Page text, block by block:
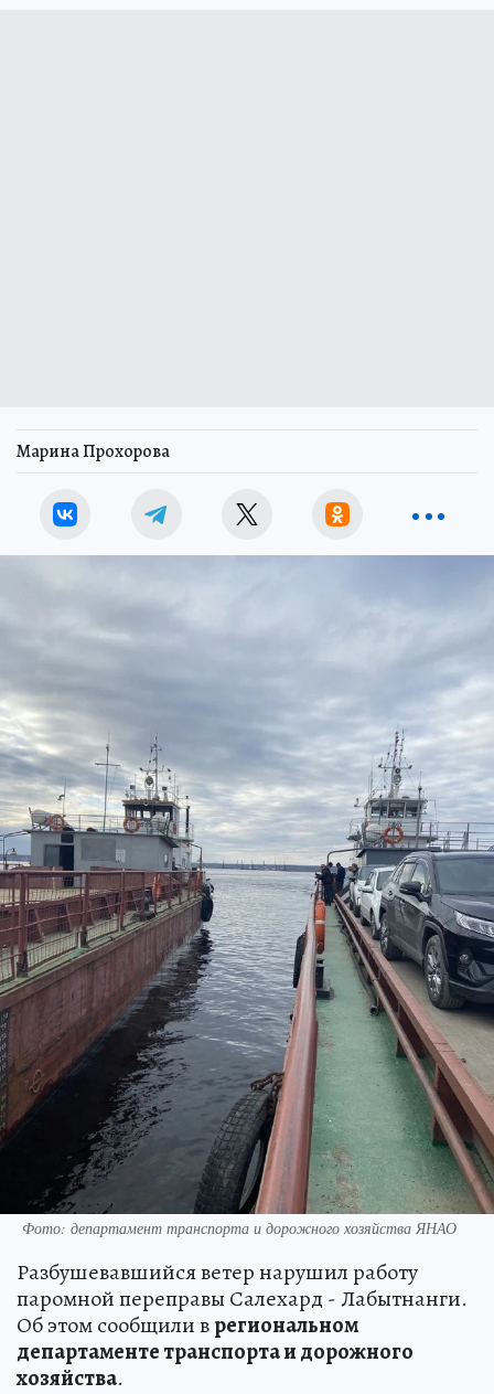
Марина Прохорова
Фото: департамент транспорта и дорожного хозяйства ЯНАО
Разбушевавшийся ветер нарушил работу
паромной переправы Салехард - Лабытнанги.
Об этом сообщили врегиональном
департаменте транспорта и дорожного
хозяйства.